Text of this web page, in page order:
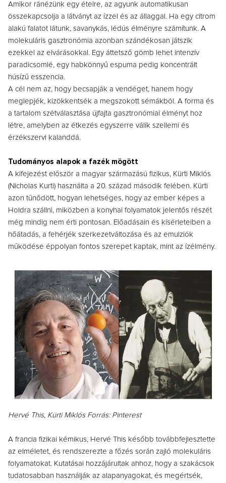
Amikor ránézünk egy ételre, az agyunk automatikusan
összekapcsolja a látványt az ízzel és az állaggal. Ha egy citrom
alakú falatot látunk, savanykás, lédús élményre számítunk. A
molekuláris gasztronómia azonban szándékosan játszik
ezekkel az elvárásokkal. Egy áttetsző gömb lehet intenzív
paradicsomlé, egy habkönnyű espuma pedig koncentrált
húsízű esszencia.
A cél nem az, hogy becsapják a vendéget, hanem hogy
meglepjék, kizökkentsék a megszokott sémákból. A forma és
a tartalom szétválasztása újfajta gasztronómiai élményt hoz
létre, amelyben az étkezés egyszerre válik szellemi és
érzékszervi kalanddá.
Tudományos alapok a fazék mögött
A kifejezést először a magyar származású fizikus, Kürti Miklós
(Nicholas Kurti) használta a 20. század második felében. Kürti
azon tűnődött, hogyan lehetséges, hogy az ember képes a
Holdra szállni, miközben a konyhai folyamatok jelentős részét
még mindig nem érti pontosan. Előadásain és kísérleteiben a
hőátadás, a fehérjék szerkezetváltozása és az emulziók
működése éppolyan fontos szerepet kaptak, mint az ízélmény.
Hervé This, Kürti Miklós Forrás: Pinterest
A francia fizikai kémikus, Hervé This később továbbfejlesztette
az elméletet, és rendszerezte a főzés során zajló molekuláris
folyamatokat. Kutatásai hozzájárultak ahhoz, hogy a szakácsok
tudatosabban használják az alapanyagokat, és megértsék,